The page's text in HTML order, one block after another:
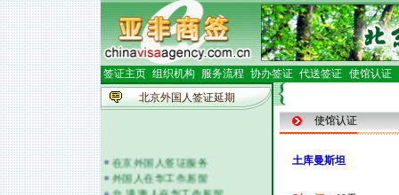
签证主页 组织机构 服务流程 协办签证 代送签证 使馆认证
北京外国人签证延期
在京外国人签证服务
外国人在华工作居留
台 港 澳人在华工作居留
使馆认证
土库曼斯坦